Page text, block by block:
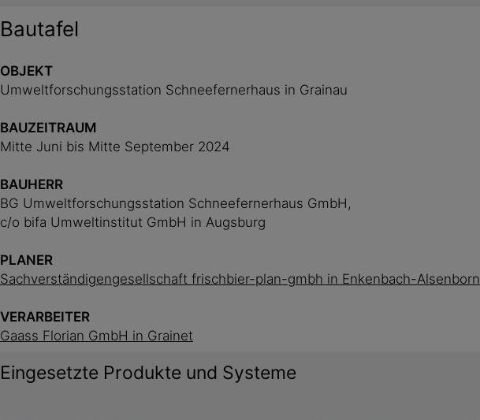
Bautafel
OBJEKT
Umweltforschungsstation Schneefernerhaus in Grainau
BAUZEITRAUM
Mitte Juni bis Mitte September 2024
BAUHERR
BG Umweltforschungsstation Schneefernerhaus GmbH,
c/o bifa Umweltinstitut GmbH in Augsburg
PLANER
Sachverständigengesellschaft frischbier-plan-gmbh in Enkenbach-Alsenborn
VERARBEITER
Gaass Florian GmbH in Grainet
Eingesetzte Produkte und Systeme